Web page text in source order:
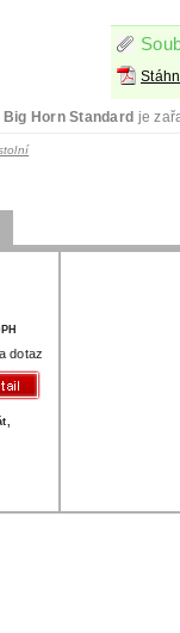
Horn Standard je
dotaz